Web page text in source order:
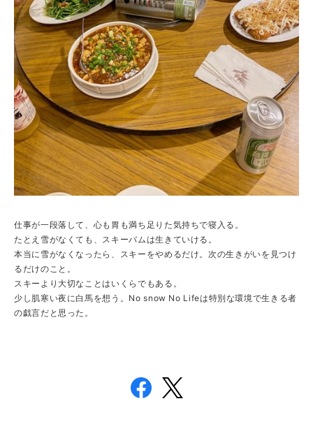
仕事が一段落して、心も胃も満ち足りた気持ちで寝入る。
たとえ雪がなくても、スキーバムは生きていける。
本当に雪がなくなったら、スキーをやめるだけ。次の生きがいを見つけ
るだけのこと。
スキーより大切なことはいくらでもある。
少し肌寒い夜に白馬を想う。No snow No Lifeは特別な環境で生きる者
の戯言だと思った。